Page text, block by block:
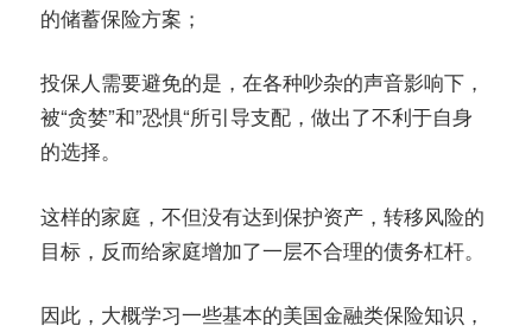
的储蓄保险方案；
投保人需要避免的是，在各种吵杂的声音影响下，
被“贪婪”和”恐惧“所引导支配，做出了不利于自身
的选择。
这样的家庭，不但没有达到保护资产，转移风险的
目标，反而给家庭增加了一层不合理的债务杠杆。
因此，大概学习一些基本的美国金融类保险知识，